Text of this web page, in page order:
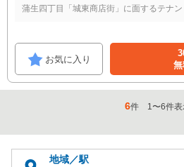
蒲生四丁目「城東商店街」に面するテナン
お気に入り
6件 1〜6件
地域／駅